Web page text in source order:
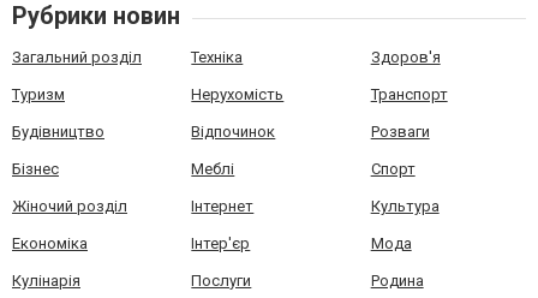
Рубрики новин
Загальний розділ Техніка Здоров'я
Туризм Нерухомість Транспорт
Будівництво Відпочинок Розваги
Бізнес Меблі Спорт
Жіночий розділ Інтернет Культура
Економіка Інтер'єр Мода
Кулінарія Послуги Родина